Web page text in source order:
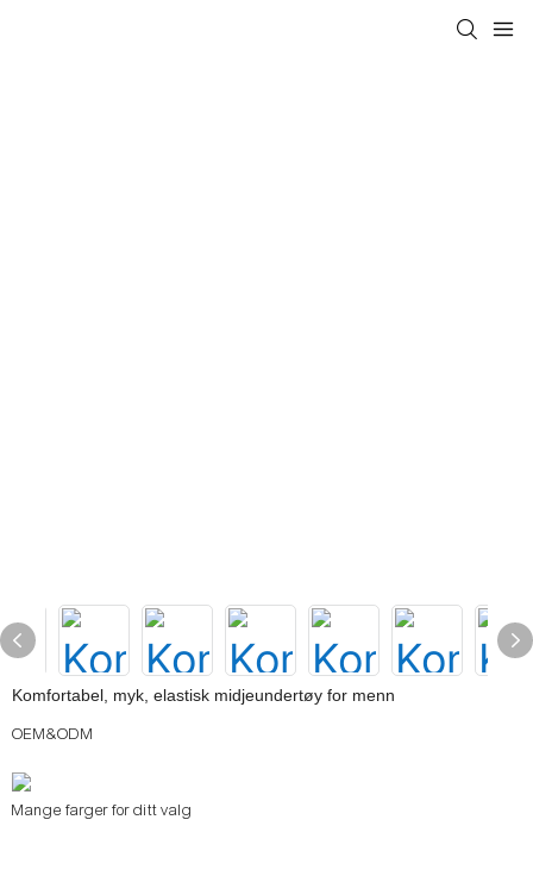
Komfortabel, myk, elastisk midjeundertøy for menn
OEM&ODM
Mange farger for ditt valg